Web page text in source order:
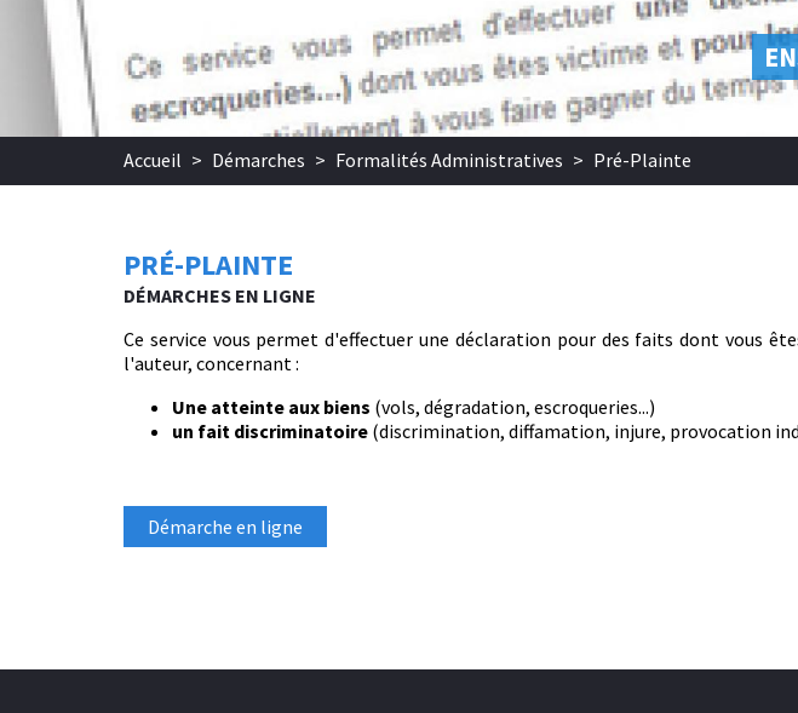
Accueil > Démarches > Formalités Administratives > Pré-Plainte
PRÉ-PLAINTE
DÉMARCHES EN LIGNE
Ce service vous permet d'effectuer une déclaration pour des faits dont vous
l'auteur, concernant :
Une atteinte aux biens (vols, dégradation, escroqueries...)
un fait discriminatoire (discrimination, diffamation, injure, provocation
Démarche en ligne